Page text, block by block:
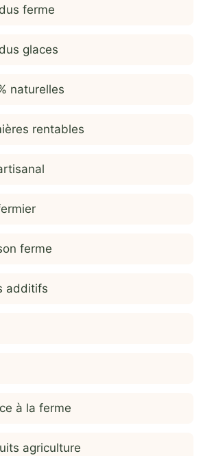
ferme
glaces
naturelles
rentables
ferme
additifs
à la ferme
agriculture